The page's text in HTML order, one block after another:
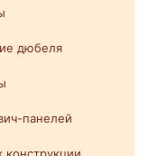
дюбеля
панелей